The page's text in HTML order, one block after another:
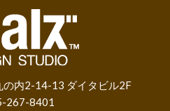
内2-14-13 ダイタビル2F
267-8401